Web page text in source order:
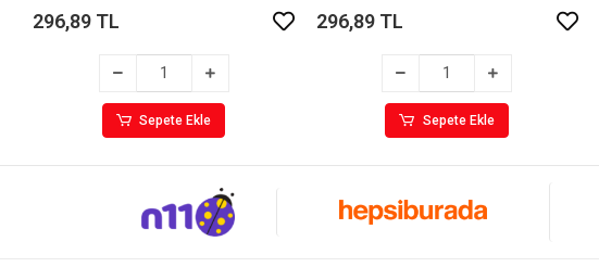
296,89 TL
Sepete Ekle
296,89 TL
Sepete Ekle